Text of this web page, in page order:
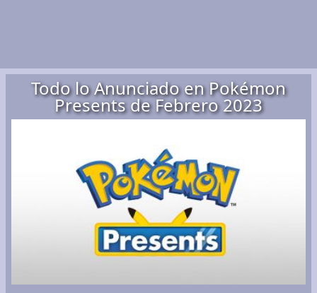
Todo lo Anunciado en Pokémon
Presents de Febrero 2023